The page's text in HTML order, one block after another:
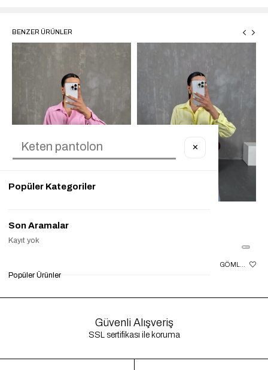
BENZER ÜRÜNLER
₺300,00
₺950,00
Güvenli Alışveriş
SSL sertifikası ile koruma
✕
Popüler Kategoriler
Son Aramalar
Kayıt yok
Popüler Ürünler